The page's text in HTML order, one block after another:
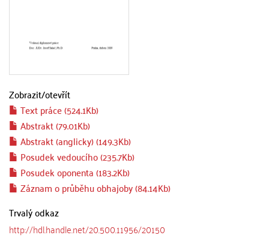
Zobrazit/otevřít
Text práce (524.1Kb)
Abstrakt (79.01Kb)
Abstrakt (anglicky) (149.3Kb)
Posudek vedoucího (235.7Kb)
Posudek oponenta (183.2Kb)
Záznam o průběhu obhajoby (84.14Kb)
Trvalý odkaz
http://hdl.handle.net/20.500.11956/20150